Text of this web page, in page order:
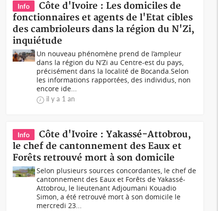
Info
Côte d'Ivoire : Les domiciles de
fonctionnaires et agents de l'Etat cibles
des cambrioleurs dans la région du N'Zi,
inquiétude
Un nouveau phénomène prend de l’ampleur
dans la région du N’Zi au Centre-est du pays,
précisément dans la localité de Bocanda.Selon
les informations rapportées, des individus, non
encore ide...
il y a 1 an
Info
Côte d'Ivoire : Yakassé-Attobrou,
le chef de cantonnement des Eaux et
Forêts retrouvé mort à son domicile
Selon plusieurs sources concordantes, le chef de
cantonnement des Eaux et Forêts de Yakassé-
Attobrou, le lieutenant Adjoumani Kouadio
Simon, a été retrouvé mort à son domicile le
mercredi 23...